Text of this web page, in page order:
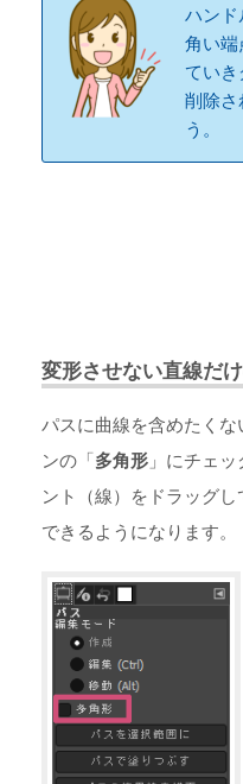
ハンド
角い端
ていき
削除さ
う。
変形させない直線だ
パスに曲線を含めたく
ンの「多角形 」にチェ
ント（線）をドラッグ
できるようになります。